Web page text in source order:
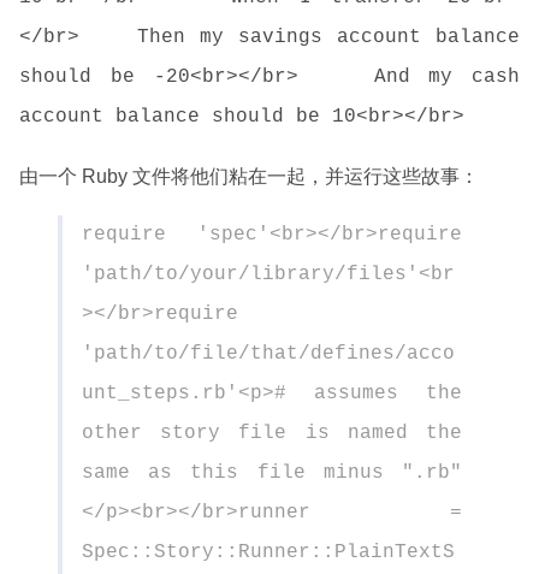
</br> Then my savings account balance
should be -20<br></br> And my cash
account balance should be 10<br></br>
由一个 Ruby 文件将他们粘在一起，并运行这些故事：
require 'spec'<br></br>require
'path/to/your/library/files'<br
></br>require
'path/to/file/that/defines/acco
unt_steps.rb'<p># assumes the
other story file is named the
same as this file minus ".rb"
</p><br></br>runner =
Spec::Story::Runner::PlainTextS